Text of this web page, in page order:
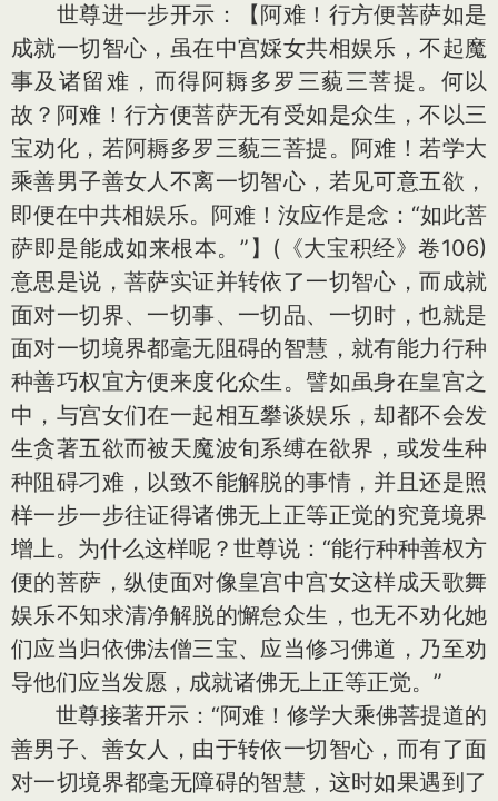
世尊进一步开示：【阿难！行方便菩萨如是
成就一切智心，虽在中宫婇女共相娱乐，不起魔
事及诸留难，而得阿耨多罗三藐三菩提。何以
故？阿难！行方便菩萨无有受如是众生，不以三
宝劝化，若阿耨多罗三藐三菩提。阿难！若学大
乘善男子善女人不离一切智心，若见可意五欲，
即便在中共相娱乐。阿难！汝应作是念：“如此菩
萨即是能成如来根本。”】(《大宝积经》卷106)
意思是说，菩萨实证并转依了一切智心，而成就
面对一切界、一切事、一切品、一切时，也就是
面对一切境界都毫无阻碍的智慧，就有能力行种
种善巧权宜方便来度化众生。譬如虽身在皇宫之
中，与宫女们在一起相互攀谈娱乐，却都不会发
生贪著五欲而被天魔波旬系缚在欲界，或发生种
种阻碍刁难，以致不能解脱的事情，并且还是照
样一步一步往证得诸佛无上正等正觉的究竟境界
增上。为什么这样呢？世尊说：“能行种种善权方
便的菩萨，纵使面对像皇宫中宫女这样成天歌舞
娱乐不知求清净解脱的懈怠众生，也无不劝化她
们应当归依佛法僧三宝、应当修习佛道，乃至劝
导他们应当发愿，成就诸佛无上正等正觉。”
世尊接著开示：“阿难！修学大乘佛菩提道的
善男子、善女人，由于转依一切智心，而有了面
对一切境界都毫无障碍的智慧，这时如果遇到了